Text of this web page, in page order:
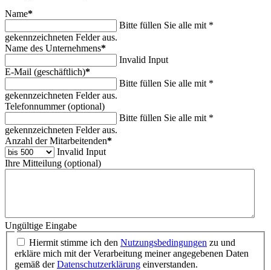
Name*
Bitte füllen Sie alle mit *
gekennzeichneten Felder aus.
Name des Unternehmens*
Invalid Input
E-Mail (geschäftlich)*
Bitte füllen Sie alle mit *
gekennzeichneten Felder aus.
Telefonnummer (optional)
Bitte füllen Sie alle mit *
gekennzeichneten Felder aus.
Anzahl der Mitarbeitenden*
Invalid Input
Ihre Mitteilung (optional)
Ungültige Eingabe
Hiermit stimme ich den Nutzungsbedingungen zu und
erkläre mich mit der Verarbeitung meiner angegebenen Daten
gemäß derDatenschutzerklärung einverstanden.